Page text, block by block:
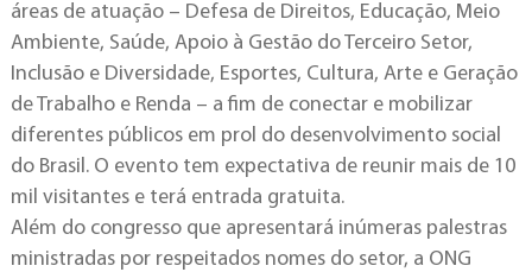
áreas de atuação – Defesa de Direitos, Educação, Meio
Ambiente, Saúde, Apoio à Gestão do Terceiro Setor,
Inclusão e Diversidade, Esportes, Cultura, Arte e Geração
de Trabalho e Renda – a fim de conectar e mobilizar
diferentes públicos em prol do desenvolvimento social
do Brasil. O evento tem expectativa de reunir mais de 10
mil visitantes e terá entrada gratuita.
Além do congresso que apresentará inúmeras palestras
ministradas por respeitados nomes do setor, a ONG